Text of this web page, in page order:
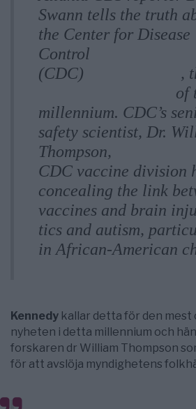
Swann tells the truth
the Center for Disease
Control
(CDC)
,
of
millennium. CDC’s
safety scientist, Dr.
Thompson,
CDC vaccine division
concealing the link
vaccines and brain
tics and autism,
in African-American
Kennedy kallar detta för den mest
nyheten i detta millennium och
forskaren dr William Thompson
för att avslöja myndighetens